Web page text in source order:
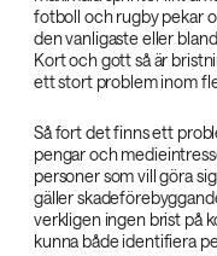
fotboll och rugby pekar
den vanligaste eller
Kort och gott så är
ett stort problem inom
Så fort det finns ett
pengar och
personer som vill göra
gäller
verkligen ingen brist på
kunna både identifiera